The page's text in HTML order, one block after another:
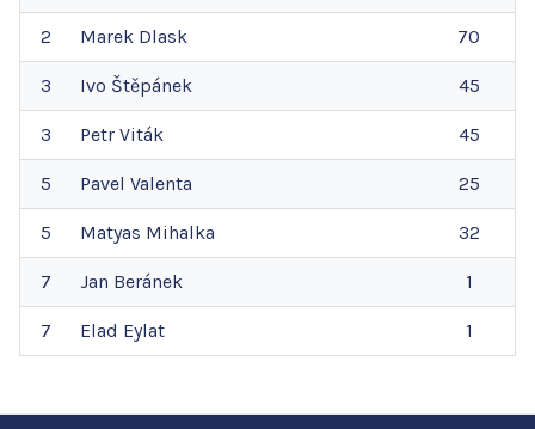
2 Marek Dlask 70
3 Ivo Štěpánek 45
3 Petr Viták 45
5 Pavel Valenta 25
5 Matyas Mihalka 32
7 Jan Beránek 1
7 Elad Eylat 1